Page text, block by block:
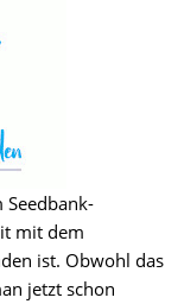
Seedbank-
mit dem
ist. Obwohl das
jetzt schon